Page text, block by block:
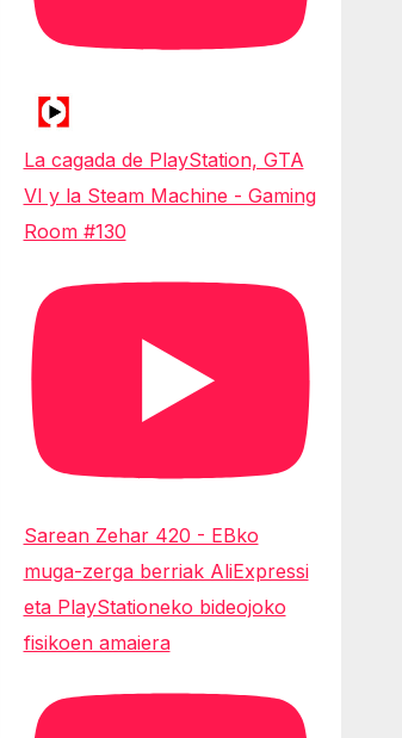
La cagada de PlayStation, GTA
VI y la Steam Machine - Gaming
Room #130
Sarean Zehar 420 - EBko
muga-zerga berriak AliExpressi
eta PlayStationeko bideojoko
fisikoen amaiera